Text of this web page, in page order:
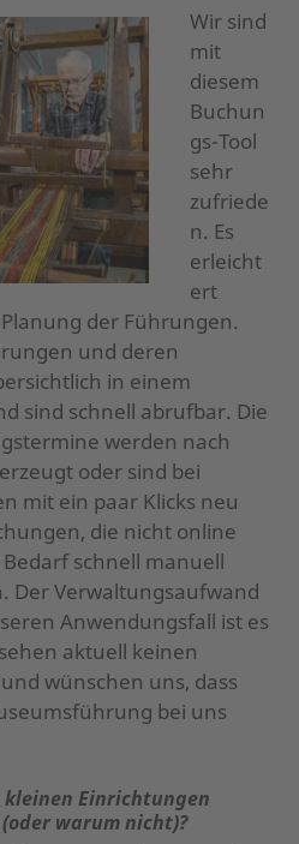
Wir sind
mit
diesem
Buchun
gs-Tool
sehr
zufriede
n. Es
erleicht
ert
der Führungen.
und deren
in einem
sind schnell abrufbar. Die
werden nach
oder sind bei
mit ein paar Klicks neu
die nicht online
schnell manuell
Der Verwaltungsaufwand
Anwendungsfall ist es
aktuell keinen
wünschen uns, dass
bei uns
kleinen Einrichtungen
warum nicht)?